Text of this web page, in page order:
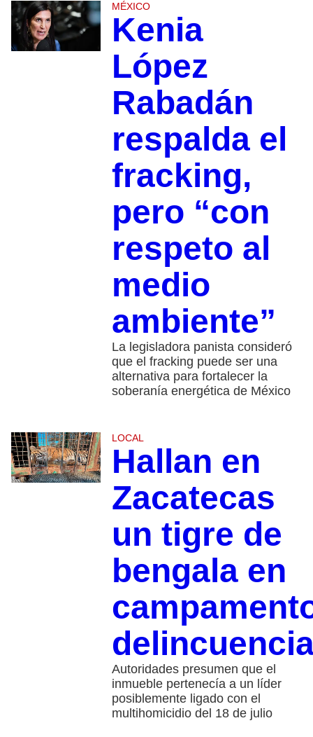
MÉXICO
Kenia
López
Rabadán
respalda el
fracking,
pero “con
respeto al
medio
ambiente”
La legisladora panista consideró
que el fracking puede ser una
alternativa para fortalecer la
soberanía energética de México
LOCAL
Hallan en
Zacatecas
un tigre de
bengala en
Autoridades presumen que el
inmueble pertenecía a un líder
posiblemente ligado con el
multihomicidio del 18 de julio